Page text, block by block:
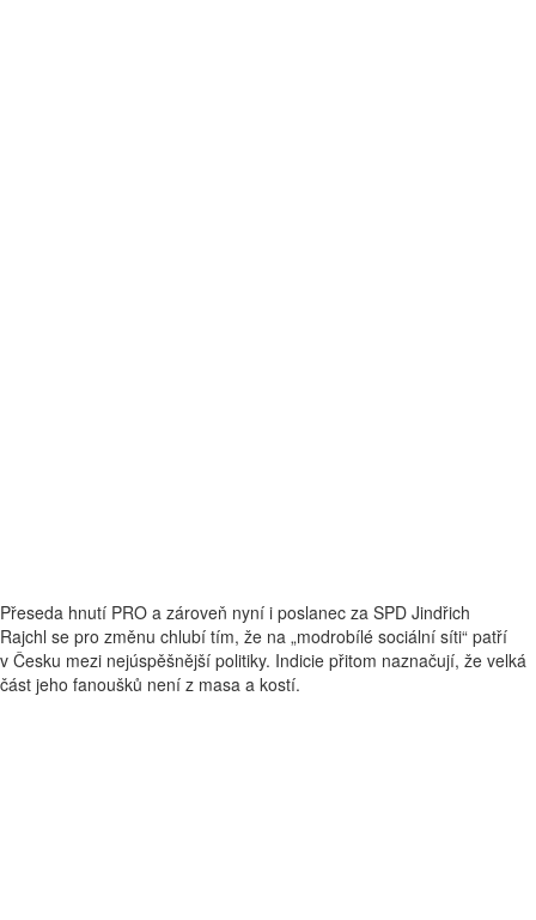
Přeseda hnutí PRO a zároveň nyní i poslanec za SPD Jindřich
Rajchl se pro změnu chlubí tím, že na „modrobílé sociální síti“ patří
v Česku mezi nejúspěšnější politiky. Indicie přitom naznačují, že velká
část jeho fanoušků není z masa a kostí.